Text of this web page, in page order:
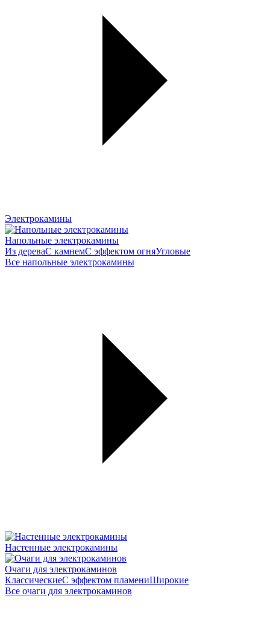
Электрокамины
Напольные электрокамины
Из дереваС камнемС эффектом огняУгловые
Все напольные электрокамины
Настенные электрокамины
Очаги для электрокаминов
КлассическиеС эффектом пламениШирокие
Все очаги для электрокаминов